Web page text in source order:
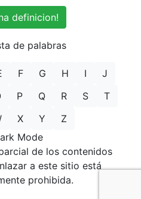
definicion!
de palabras
F G H I
J
P Q R S
T
X Y
Z
Mode
de los contenidos
a este sitio está
prohibida.